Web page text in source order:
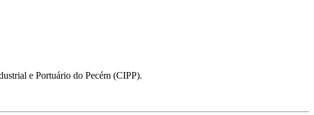
e Portuário do Pecém (CIPP).